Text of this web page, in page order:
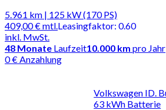
5.961 km | 125 kW (170 PS)
409,00 €mtl.
inkl. MwSt.
Leasingfaktor: 0.60
48 Monate Laufzeit10.000 km pro Jahr
0 € Anzahlung
Volkswagen ID.
63 kWh Batterie